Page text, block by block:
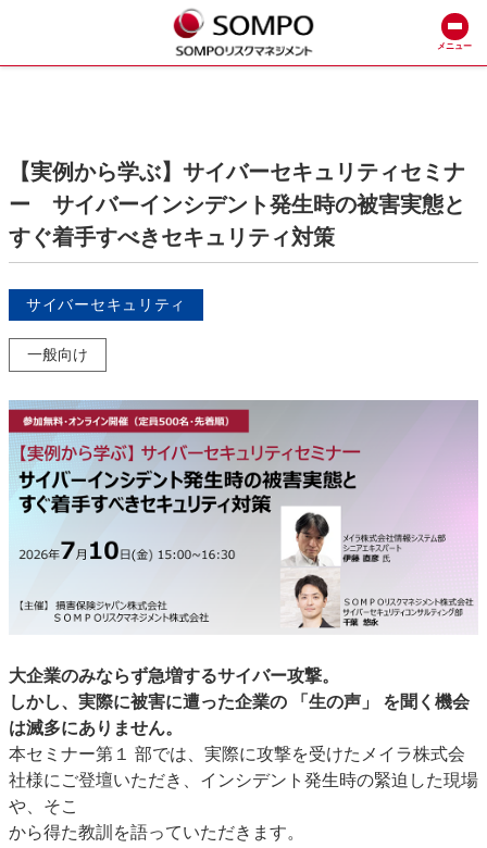
メニュー
【実例から学ぶ】サイバーセキュリティセミナ
ー サイバーインシデント発生時の被害実態と
すぐ着手すべきセキュリティ対策
サイバーセキュリティ
一般向け
大企業のみならず急増するサイバー攻撃。
しかし、実際に被害に遭った企業の 「生の声」 を聞く機会
は滅多にありません。
本セミナー第１ 部では、実際に攻撃を受けたメイラ株式会
社様にご登壇いただき、インシデント発生時の緊迫した現場
や、そこ
から得た教訓を語っていただきます。